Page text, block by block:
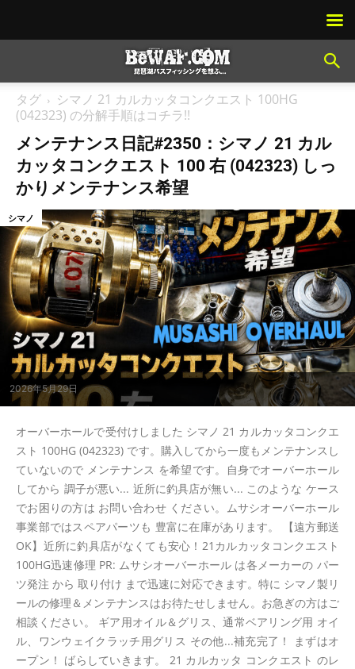
タグ
シマノ 21 カルカッタコンクエスト 100HG
(042323) の分解手順はコチラ!!
メンテナンス日記#2350：シマノ 21 カル
カッタコンクエスト 100 右 (042323) しっ
かりメンテナンス希望
2026年5月29日
シマノ
オーバーホールで受付けしました シマノ 21 カルカッタコンクエ
スト 100HG (042323) です。購入してから一度もメンテナンスし
ていないので メンテナンス を希望です。自身でオーバーホール
してから 調子が悪い... 近所に釣具店が無い... このような ケース
でお困りの方は お問い合わせ ください。ムサシオーバーホール
事業部ではスペアパーツも 豊富に在庫があります。 【遠方郵送
OK】近所に釣具店がなくても安心！21カルカッタコンクエスト
100HG迅速修理 PR: ムサシオーバーホール は各メーカーの パー
ツ発注 から 取り付け まで迅速に対応できます。特に シマノ製リ
ールの修理＆メンテナンスはお待たせしません。お急ぎの方はご
相談ください。 ギア用オイル＆グリス、通常ベアリング用 オイ
ル、ワンウェイクラッチ用グリス その他...補充完了！ まずはオ
ープン！ ばらしていきます。 21 カルカッタ コンクエスト のレ